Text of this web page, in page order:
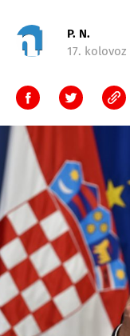
P. N.
17. kolovoz